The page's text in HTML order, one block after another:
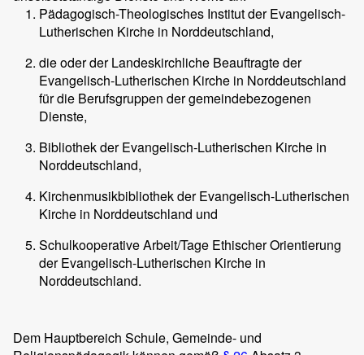
Pädagogisch-Theologisches Institut der Evangelisch-
Lutherischen Kirche in Norddeutschland,
die oder der Landeskirchliche Beauftragte der
Evangelisch-Lutherischen Kirche in Norddeutschland
für die Berufsgruppen der gemeindebezogenen
Dienste,
Bibliothek der Evangelisch-Lutherischen Kirche in
Norddeutschland,
Kirchenmusikbibliothek der Evangelisch-Lutherischen
Kirche in Norddeutschland und
Schulkooperative Arbeit/Tage Ethischer Orientierung
der Evangelisch-Lutherischen Kirche in
Norddeutschland.
Dem Hauptbereich Schule, Gemeinde- und